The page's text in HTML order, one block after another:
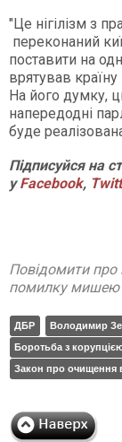
"Це нігілізм з
переконаний
поставити на
врятував країну
На його думку,
напередодні
буде
Підписуйся на
уFacebook,
Повідомити про
помилку мишею
ДБР Володимир
Боротьба з
Закон про очищення